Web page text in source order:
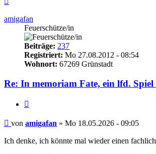
amigafan
Feuerschütze/in
Beiträge: 237
Registriert: Mo 27.08.2012 - 08:54
Wohnort: 67269 Grünstadt
Re: In memoriam Fate, ein lfd.
Beitrag
von amigafan » Mo 18.05.2026 - 09:05
Ich denke, ich könnte mal wieder einen